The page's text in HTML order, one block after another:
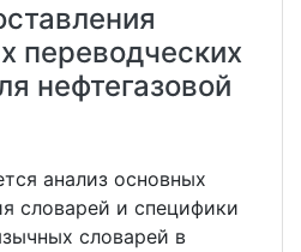
переводческих
нефтегазовой
анализ основных
словарей и специфики
словарей в